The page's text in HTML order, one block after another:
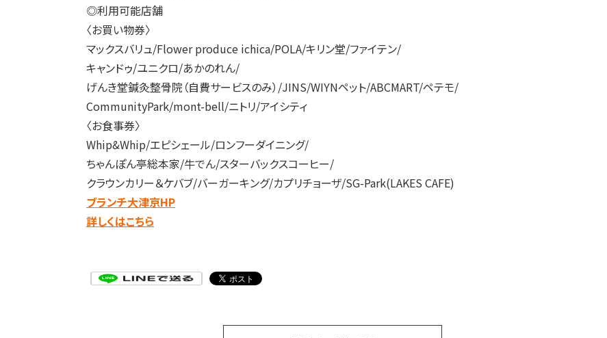
◎利用可能店舗
〈お買い物券〉
マックスバリュ/Flower produce ichica/POLA/キリン堂/ファイテン/
キャンドゥ/ユニクロ/あかのれん/
げんき堂鍼灸整骨院（自費サービスのみ）/JINS/WIYNペット/ABCMART/ペテモ/
CommunityPark/mont-bell/ニトリ/アイシティ
〈お食事券〉
Whip&Whip/エピシェール/ロンフーダイニング/
ちゃんぽん亭総本家/牛でん/スターバックスコーヒー/
クラウンカリー＆ケバブ/バーガーキング/カプリチョーザ/SG-Park(LAKES CAFE)
ブランチ大津京HP
詳しくはこちら